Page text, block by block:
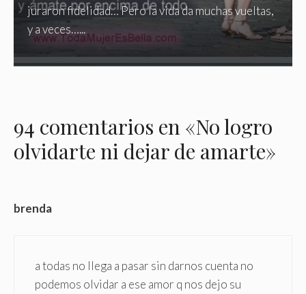
juraron fidelidad… Pero la vida da muchas vueltas,
y a veces…...
94 comentarios en «No logro
olvidarte ni dejar de amarte»
brenda
a todas no llega a pasar sin darnos cuenta no
podemos olvidar a ese amor q nos dejo su